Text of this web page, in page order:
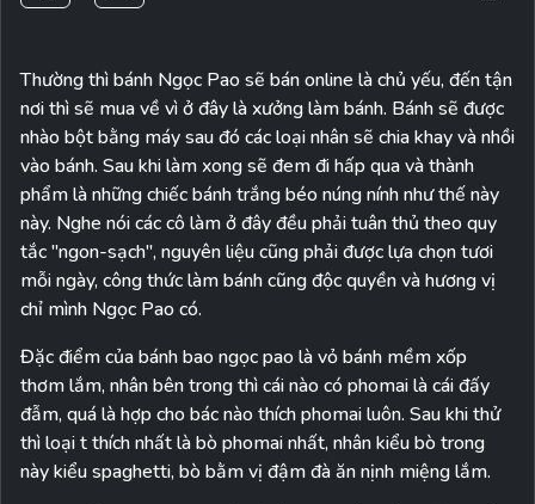
Thường thì bánh Ngọc Pao sẽ bán online là chủ yếu, đến tận
nơi thì sẽ mua về vì ở đây là xưởng làm bánh. Bánh sẽ được
nhào bột bằng máy sau đó các loại nhân sẽ chia khay và nhồi
vào bánh. Sau khi làm xong sẽ đem đi hấp qua và thành
phẩm là những chiếc bánh trắng béo núng nính như thế này
này. Nghe nói các cô làm ở đây đều phải tuân thủ theo quy
tắc "ngon-sạch", nguyên liệu cũng phải được lựa chọn tươi
mỗi ngày, công thức làm bánh cũng độc quyền và hương vị
chỉ mình Ngọc Pao có.
Đặc điểm của bánh bao ngọc pao là vỏ bánh mềm xốp
thơm lắm, nhân bên trong thì cái nào có phomai là cái đấy
đẫm, quá là hợp cho bác nào thích phomai luôn. Sau khi thử
thì loại t thích nhất là bò phomai nhất, nhân kiểu bò trong
này kiểu spaghetti, bò bằm vị đậm đà ăn nịnh miệng lắm.